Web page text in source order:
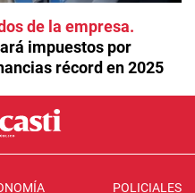
de la empresa
impuestos por
récord en 2025
POLICIALES